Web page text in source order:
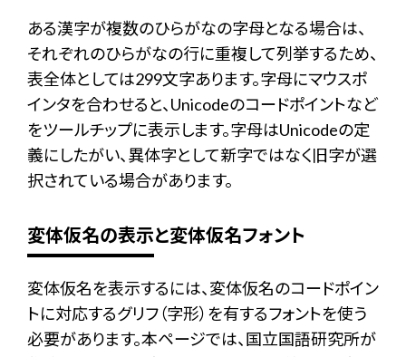
ある漢字が複数のひらがなの字母となる場合は、
それぞれのひらがなの行に重複して列挙するため、
表全体としては299文字あります。字母にマウスポ
インタを合わせると、Unicodeのコードポイントなど
をツールチップに表示します。字母はUnicodeの定
義にしたがい、異体字として新字ではなく旧字が選
択されている場合があります。
変体仮名の表示と変体仮名フォント
変体仮名を表示するには、変体仮名のコードポイン
トに対応するグリフ（字形）を有するフォントを使う
必要があります。本ページでは、国立国語研究所が